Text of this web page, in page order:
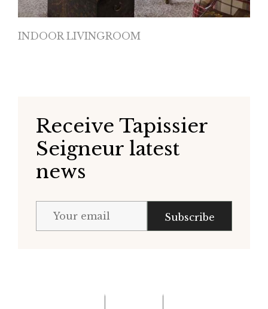
INDOOR LIVINGROOM
Receive Tapissier
Seigneur latest
news